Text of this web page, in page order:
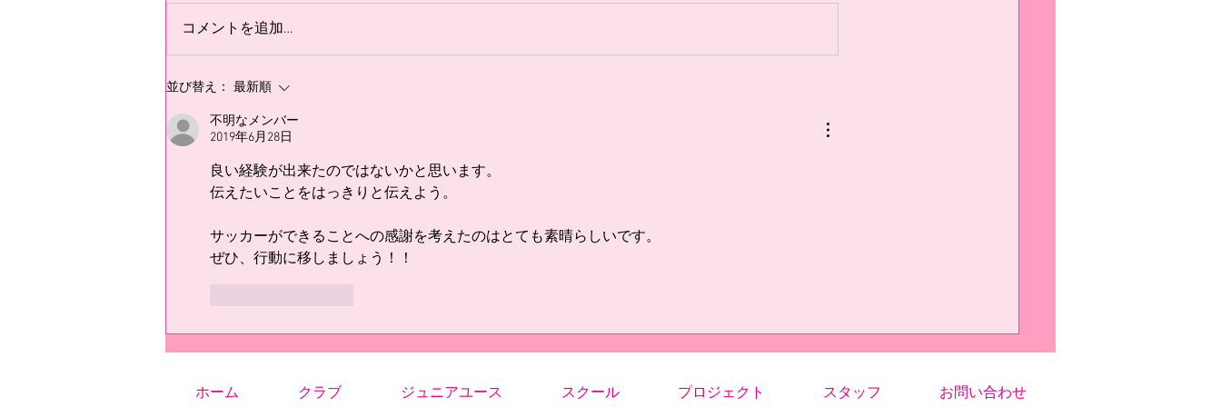
はいつもどうりのコーナーキック
下がることはありませんでし
て、跳べたことです。自分は、前
事があって、そこから枠外のシュ
コメントを追加…
並び替え： 最新順
不明なメンバー
2019年6月28日
良い経験が出来たのではないかと思います。
伝えたいことをはっきりと伝えよう。
サッカーができることへの感謝を考えたのはとても素晴らしいです。
ぜひ、行動に移しましょう！！
ホーム クラブ ジュニアユース スクール プロジェクト スタッフ お問い合わせ